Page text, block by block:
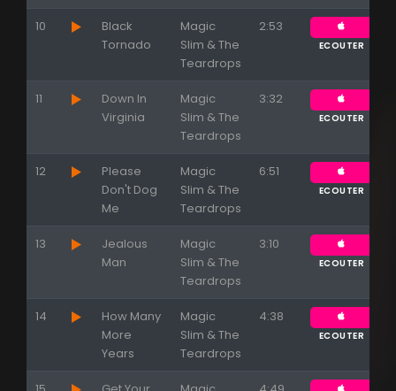
10
Black
Tornado
Magic
Slim & The
Teardrops
2:53
ECOUTER
11
Down In
Virginia
Magic
Slim & The
Teardrops
3:32
ECOUTER
12
Please
Don't Dog
Me
Magic
Slim & The
Teardrops
6:51
ECOUTER
13
Jealous
Man
Magic
Slim & The
Teardrops
3:10
ECOUTER
14
How Many
More
Years
Magic
Slim & The
Teardrops
4:38
ECOUTER